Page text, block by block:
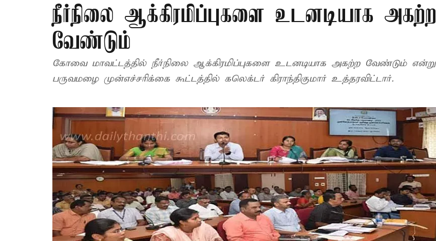
நீர்நிலை ஆக்கிரமிப்புகளை உடனடியாக அகற்ற
வேண்டும்
கோவை மாவட்டத்தில் நீர்நிலை ஆக்கிரமிப்புகளை உடனடியாக அகற்ற வேண்டும் என்று
பருவமழை முன்எச்சரிக்கை கூட்டத்தில் கலெக்டர் கிராந்திகுமார் உத்தரவிட்டார்.